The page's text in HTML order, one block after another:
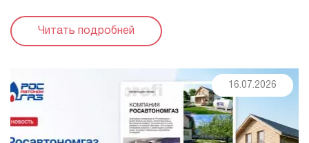
оценку работы. Мы благодарны за ...
Читать подробней
16.07.2026